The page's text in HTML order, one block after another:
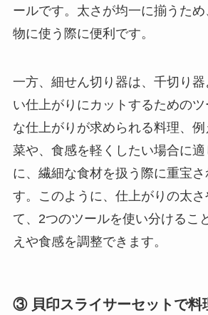
ールです。太さが均一に揃うた
物に使う際に便利です。
一方、細せん切り器は、千切り
い仕上がりにカットするための
な仕上がりが求められる料理、
菜や、食感を軽くしたい場合に
に、繊細な食材を扱う際に重宝
す。このように、仕上がりの太
て、2つのツールを使い分けるこ
えや食感を調整できます。
③ 貝印スライサーセットで料